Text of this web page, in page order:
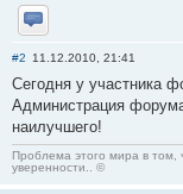
Отправить
#2 11.12.2010, 21:41
Сегодня у участника
Администрация
наилучшего!
Проблема этого мира в
уверенности.. ©